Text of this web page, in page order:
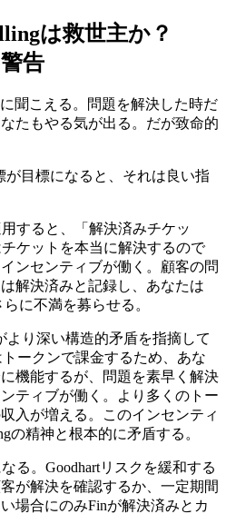
は救世主か？
告
に聞こえる。問題を解決した時だ
たもやる気が出る。だが致命的
が目標になると、それは良い指
すると、「解決済みチケッ
ケットを本当に解決するので
ンセンティブが働く。顧客の問
解決済みと記録し、あなたは
に不満を募らせる。
より深い構造的矛盾を指摘して
ークンで課金するため、あな
機能するが、問題を素早く解決
ティブが働く。より多くのトー
入が増える。このインセンティ
の精神と根本的に矛盾する。
る。Goodhartリスクを緩和する
が解決を確認するか、一定期間
場合にのみFinが解決済みとカ